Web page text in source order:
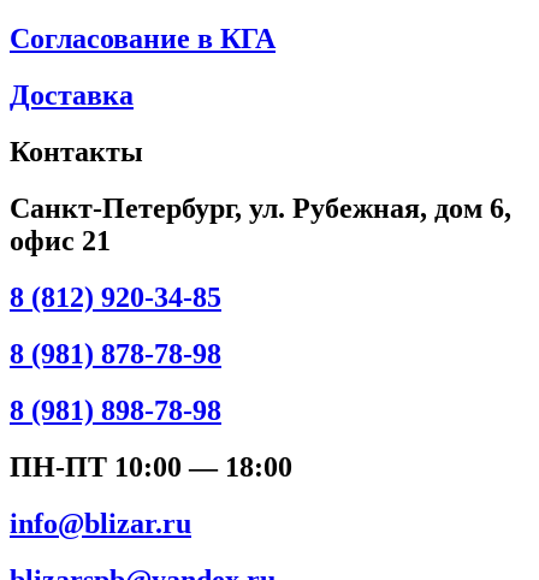
Согласование в КГА
Доставка
Контакты
Санкт-Петербург, ул. Рубежная, дом 6,
офис 21
8 (812) 920-34-85
8 (981) 878-78-98
8 (981) 898-78-98
ПН-ПТ 10:00 — 18:00
info@blizar.ru